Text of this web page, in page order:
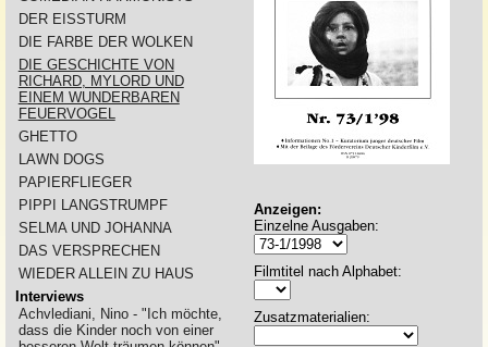
DER EISSTURM
DIE FARBE DER WOLKEN
DIE GESCHICHTE VON
RICHARD, MYLORD UND
EINEM WUNDERBAREN
FEUERVOGEL
GHETTO
LAWN DOGS
PAPIERFLIEGER
PIPPI LANGSTRUMPF
SELMA UND JOHANNA
DAS VERSPRECHEN
WIEDER ALLEIN ZU HAUS
Interviews
Achvlediani, Nino - "Ich möchte,
dass die Kinder noch von einer
Anzeigen:
Einzelne Ausgaben:
Filmtitel nach Alphabet:
Zusatzmaterialien: